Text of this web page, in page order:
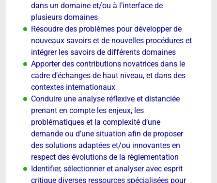
dans un domaine et/ou à l’interface de
plusieurs domaines
Résoudre des problèmes pour développer de
nouveaux savoirs et de nouvelles procédures et
intégrer les savoirs de différents domaines
Apporter des contributions novatrices dans le
cadre d’échanges de haut niveau, et dans des
contextes internationaux
Conduire une analyse réflexive et distanciée
prenant en compte les enjeux, les
problématiques et la complexité d’une
demande ou d’une situation afin de proposer
des solutions adaptées et/ou innovantes en
respect des évolutions de la règlementation
Identifier, sélectionner et analyser avec esprit
critique diverses ressources spécialisées pour